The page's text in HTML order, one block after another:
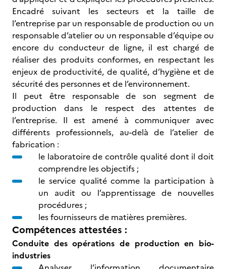
Encadré suivant les secteurs et la taille de
l’entreprise par un responsable de production ou un
responsable d’atelier ou un responsable d’équipe ou
encore du conducteur de ligne, il est chargé de
réaliser des produits conformes, en respectant les
enjeux de productivité, de qualité, d’hygiène et de
sécurité des personnes et de l’environnement.
Il peut être responsable de son segment de
production dans le respect des attentes de
l’entreprise. Il est amené à communiquer avec
différents professionnels, au-delà de l’atelier de
fabrication :
le laboratoire de contrôle qualité dont il doit
comprendre les objectifs ;
le service qualité comme la participation à
un audit ou l’apprentissage de nouvelles
procédures ;
les fournisseurs de matières premières.
Compétences attestées :
Conduite des opérations de production en bio-
industries